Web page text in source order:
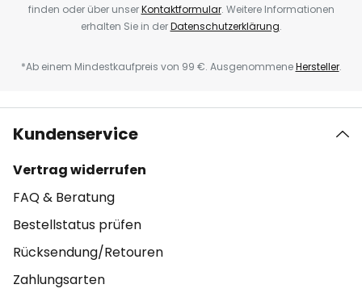
finden oder über unserKontaktformular. Weitere Informationen
erhalten Sie in derDatenschutzerklärung.
*Ab einem Mindestkaufpreis von 99 €. AusgenommeneHersteller.
Kundenservice
Vertrag widerrufen
FAQ & Beratung
Bestellstatus prüfen
Rücksendung/Retouren
Zahlungsarten